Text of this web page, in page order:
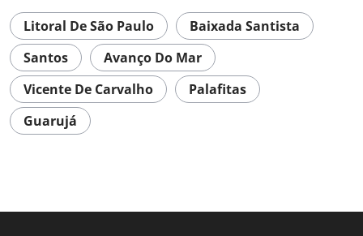
Litoral De São Paulo
Baixada Santista
Santos
Avanço Do Mar
Vicente De Carvalho
Palafitas
Guarujá